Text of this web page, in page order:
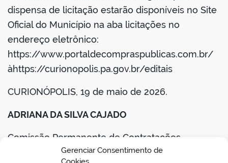
Gerenciar Consentimento de
dispensa de licitação estarão disponíveis no Site
Oficial do Município na aba licitações no
endereço eletrônico:
https://www.portaldecompraspublicas.com.br/
àhttps://curionopolis.pa.gov.br/editais
CURIONÓPOLIS, 19 de maio de 2026.
ADRIANA DA SILVA CAJADO
Comissão Permanente de Contratações
Portaria nº 001/2024-GP